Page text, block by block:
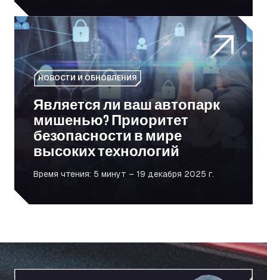
Является ли ваш автопарк мишенью? Приоритет
НОВОСТИ И ОБНОВЛЕНИЯ
Является ли ваш автопарк
мишенью? Приоритет
безопасности в мире
высоких технологий
Время чтения: 5 минут – 19 декабря 2025 г.